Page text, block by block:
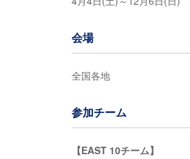
会場
全国各地
参加チーム
【EAST 10チーム】